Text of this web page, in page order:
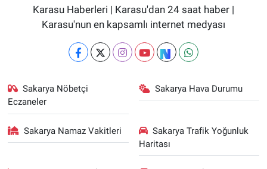
Karasu Haberleri | Karasu'dan 24 saat haber |
Karasu'nun en kapsamlı internet medyası
Sakarya Nöbetçi
Eczaneler
Sakarya Hava Durumu
Sakarya Namaz Vakitleri
Sakarya Trafik Yoğunluk
Haritası